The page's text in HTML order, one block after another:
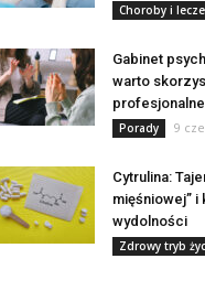
Choroby i
Gabinet
warto
Porady 9
Cytrulina:
mięśniowej”
wydolności
Zdrowy tryb